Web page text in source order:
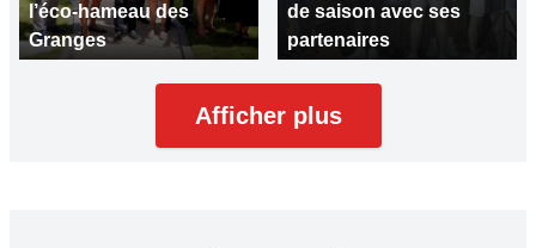
l’éco-hameau des
Granges
de saison avec ses
partenaires
Afficher plus